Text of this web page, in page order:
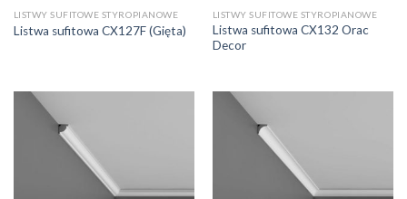
LISTWY SUFITOWE STYROPIANOWE
Listwa sufitowa CX127F (Gięta)
LISTWY SUFITOWE STYROPIANOWE
Listwa sufitowa CX132 Orac
Decor